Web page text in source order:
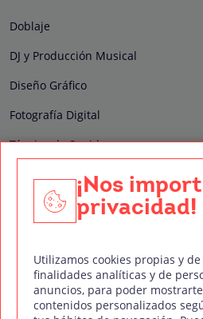
Doblaje
DJ y Producción Musical
Diseño Gráfico
Fotografía Digital
Técnico de Sonido
Edición y Postproducción de Vídeo
Nuestros sellos de calidad
Síguenos en Redes Sociales
¡Nos
privacidad!
Utilizamos cookies propias y
finalidades analíticas y de
anuncios, para poder
contenidos personalizados